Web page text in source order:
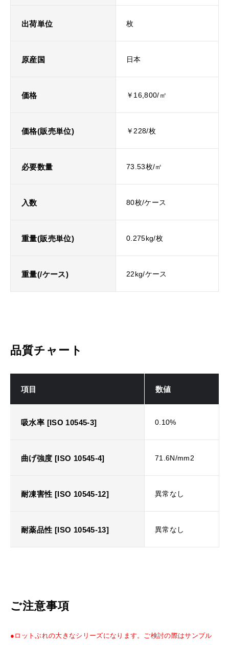
出荷単位 枚
原産国 日本
価格 ￥16,800/㎡
価格(販売単位) ￥228/枚
必要数量 73.53枚/㎡
入数 80枚/ケース
重量(販売単位) 0.275kg/枚
重量(/ケース) 22kg/ケース
品質チャート
項目 数値
吸水率 [ISO 10545-3] 0.10%
曲げ強度 [ISO 10545-4] 71.6N/mm2
耐凍害性 [ISO 10545-12] 異常なし
耐薬品性 [ISO 10545-13] 異常なし
ご注意事項
●ロットぶれの大きなシリーズになります。ご検討の際はサンプル